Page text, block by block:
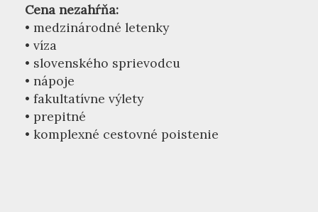
Cena nezahŕňa:
• medzinárodné letenky
• víza
• slovenského sprievodcu
• nápoje
• fakultatívne výlety
• prepitné
• komplexné cestovné poistenie